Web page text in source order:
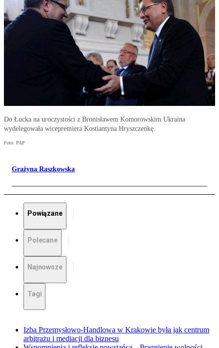
Do Łucka na uroczystości z Bronisławem Komorowskim Ukraina
wydelegowała wicepremiera Kostiantyna Hryszczenkę.
Foto: PAP
Grażyna Raszkowska
Powiązane
Polecane
Najnowsze
Tagi
Izba Przemysłowo-Handlowa w Krakowie była jak centrum
arbitrażu i mediacji dla biznesu